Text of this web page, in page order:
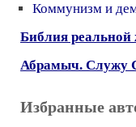
Коммунизм и
Библия реальной
Абрамыч. Служу
Избранные